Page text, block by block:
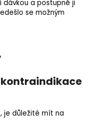
dávkou a postupně ji
se možným
kontraindikace
je důležité mít na